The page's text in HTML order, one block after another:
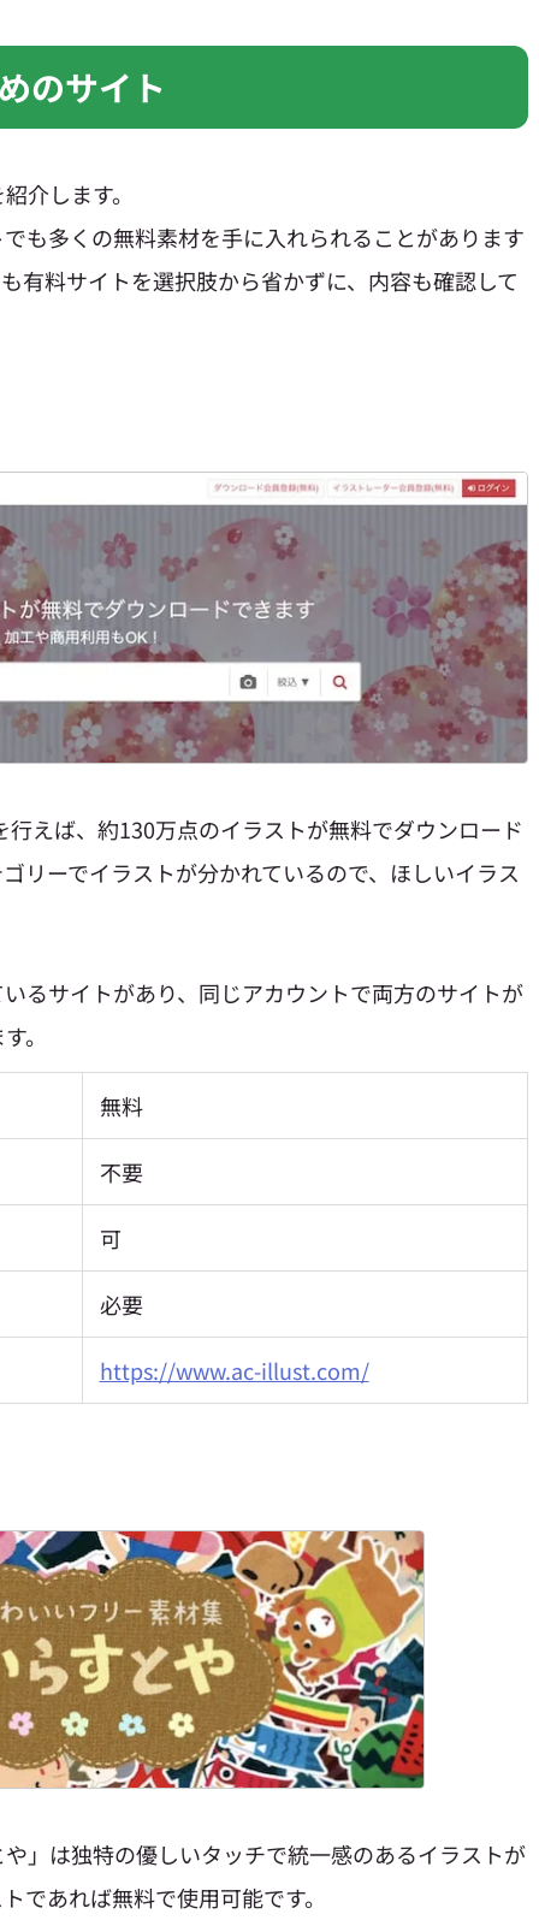
のサイト
介します。
も多くの無料素材を手に入れられることがあります
有料サイトを選択肢から省かずに、内容も確認して
えば、 約130万点のイラストが無料でダウンロード
リーでイラストが分かれているので、ほしいイラス
るサイトがあり、同じアカウントで両方のサイトが
。
無料
不要
可
必要
https://www.ac-illust.com/
」は独特の優しいタッチで統一感のあるイラストが
であれば無料で使用可能です。